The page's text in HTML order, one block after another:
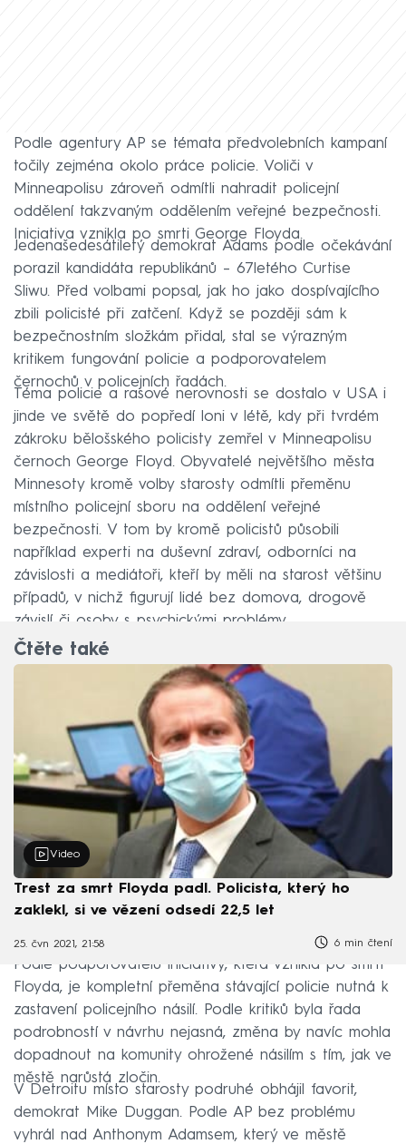
Podle agentury AP se témata předvolebních kampaní
točily zejména okolo práce policie. Voliči v
Minneapolisu zároveň odmítli nahradit policejní
oddělení takzvaným oddělením veřejné bezpečnosti.
Iniciativa vznikla po smrti George Floyda.
Jedenašedesátiletý demokrat Adams podle očekávání
porazil kandidáta republikánů –⁠ 67letého Curtise
Sliwu. Před volbami popsal, jak ho jako dospívajícího
zbili policisté při zatčení. Když se později sám k
bezpečnostním složkám přidal, stal se výrazným
kritikem fungování policie a podporovatelem
černochů v policejních řadách.
Téma policie a rasové nerovnosti se dostalo v USA i
jinde ve světě do popředí loni v létě, kdy při tvrdém
zákroku bělošského policisty zemřel v Minneapolisu
černoch George Floyd. Obyvatelé největšího města
Minnesoty kromě volby starosty odmítli přeměnu
místního policejní sboru na oddělení veřejné
bezpečnosti. V tom by kromě policistů působili
například experti na duševní zdraví, odborníci na
závislosti a mediátoři, kteří by měli na starost většinu
případů, v nichž figurují lidé bez domova, drogově
závislí či osoby s psychickými problémy.
Čtěte také
Video
Trest za smrt Floyda padl. Policista, který ho
zaklekl, si ve vězení odsedí 22,5 let
25. čvn 2021, 21:58 6 min čtení
Podle podporovatelů iniciativy, která vznikla po smrti
Floyda, je kompletní přeměna stávající policie nutná k
zastavení policejního násilí. Podle kritiků byla řada
podrobností v návrhu nejasná, změna by navíc mohla
dopadnout na komunity ohrožené násilím s tím, jak ve
městě narůstá zločin.
V Detroitu místo starosty podruhé obhájil favorit,
demokrat Mike Duggan. Podle AP bez problému
vyhrál nad Anthonym Adamsem, který ve městě